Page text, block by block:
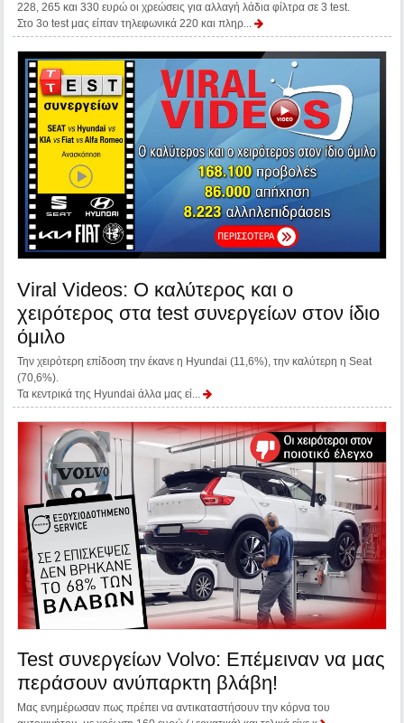
228, 265 και 330 ευρώ οι χρεώσεις για αλλαγή λάδια φίλτρα σε 3 test.
Στο 3ο test μας είπαν τηλεφωνικά 220 και πληρ...
Viral Videos: Ο καλύτερος και ο
χειρότερος στα test συνεργείων στον ίδιο
όμιλο
Την χειρότερη επίδοση την έκανε η Hyundai (11,6%), την καλύτερη η Seat
(70,6%).
Τα κεντρικά της Hyundai άλλα μας εί...
Test συνεργείων Volvo: Επέμειναν να μας
περάσουν ανύπαρκτη βλάβη!
Μας ενημέρωσαν πως πρέπει να αντικαταστήσουν την κόρνα του